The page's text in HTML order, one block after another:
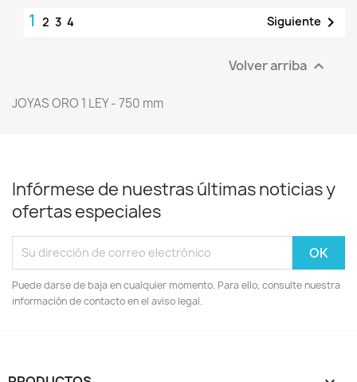
1 2 3 4 Siguiente 
Volver arriba 
JOYAS ORO 1 LEY - 750 mm
Infórmese de nuestras últimas noticias y
ofertas especiales
Puede darse de baja en cualquier momento. Para ello, consulte nuestra
información de contacto en el aviso legal.